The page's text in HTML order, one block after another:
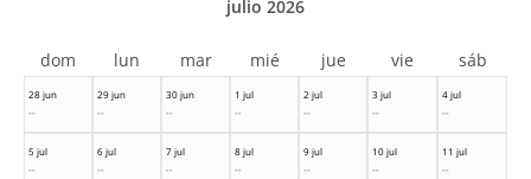
28 jun
--
29 jun
--
30 jun
--
1 jul
--
2 jul
--
3 jul
--
4 jul
--
5 jul
--
6 jul
--
7 jul
--
8 jul
--
9 jul
--
10 jul
--
11 jul
--
julio 2026
dom lun mar mié jue vie sáb